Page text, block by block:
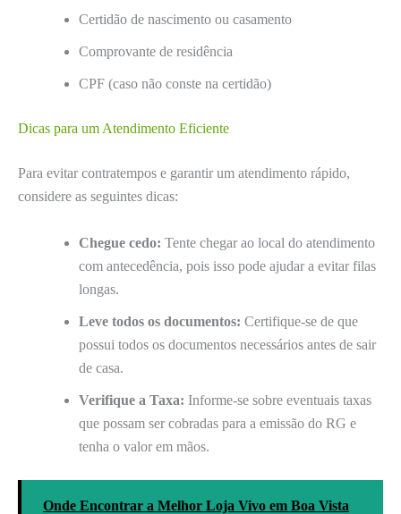
Certidão de nascimento ou casamento
Comprovante de residência
CPF (caso não conste na certidão)
Dicas para um Atendimento Eficiente
Para evitar contratempos e garantir um atendimento rápido,
considere as seguintes dicas:
Chegue cedo: Tente chegar ao local do atendimento
com antecedência, pois isso pode ajudar a evitar filas
longas.
Leve todos os documentos: Certifique-se de que
possui todos os documentos necessários antes de sair
de casa.
Verifique a Taxa: Informe-se sobre eventuais taxas
que possam ser cobradas para a emissão do RG e
tenha o valor em mãos.
Onde Encontrar a Melhor Loja Vivo em Boa Vista